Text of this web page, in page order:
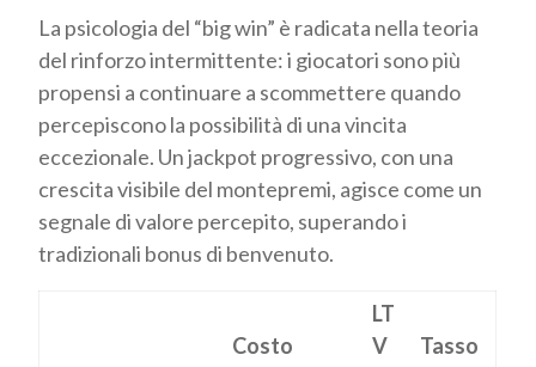
La psicologia del “big win” è radicata nella teoria
del rinforzo intermittente: i giocatori sono più
propensi a continuare a scommettere quando
percepiscono la possibilità di una vincita
eccezionale. Un jackpot progressivo, con una
crescita visibile del montepremi, agisce come un
segnale di valore percepito, superando i
tradizionali bonus di benvenuto.
Costo
LT
V
Tasso